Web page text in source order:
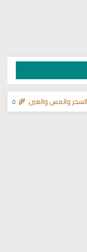
قناةوالمس والعين 🌾